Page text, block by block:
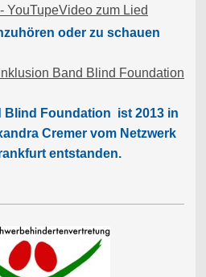
YouTupeVideo zum Lied
oder zu schauen
Band Blind Foundation
Blind Foundation ist 2013 in
Cremer vom Netzwerk
entstanden.